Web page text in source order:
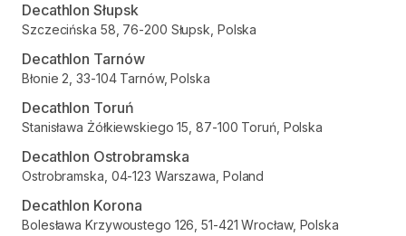
Decathlon Słupsk
Szczecińska 58, 76-200 Słupsk, Polska
Decathlon Tarnów
Błonie 2, 33-104 Tarnów, Polska
Decathlon Toruń
Stanisława Żółkiewskiego 15, 87-100 Toruń, Polska
Decathlon Ostrobramska
Ostrobramska, 04-123 Warszawa, Poland
Decathlon Korona
Bolesława Krzywoustego 126, 51-421 Wrocław, Polska